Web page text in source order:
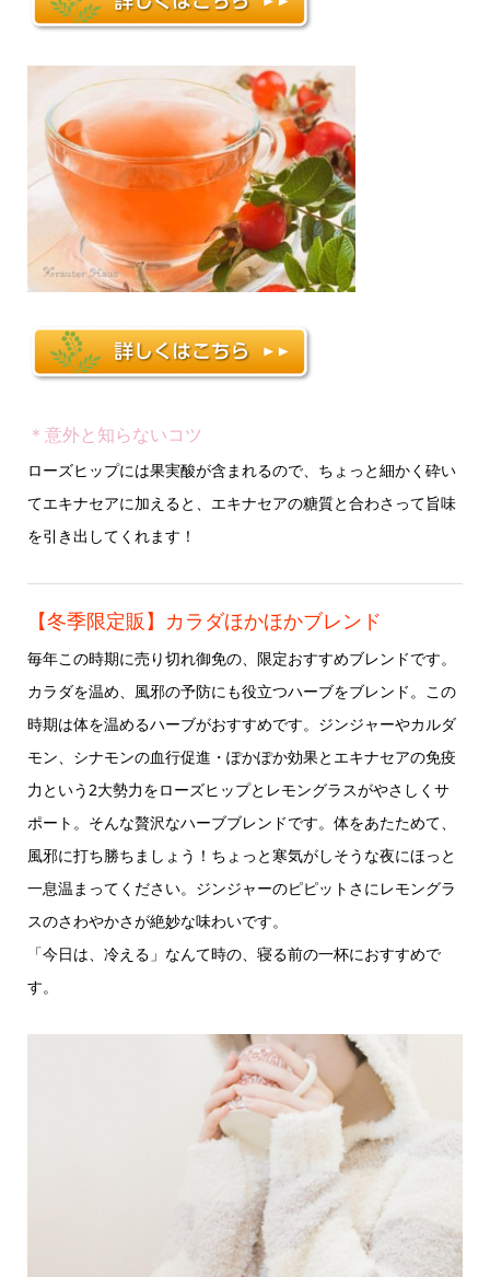
＊意外と知らないコツ
ローズヒップには果実酸が含まれるので、ちょっと細かく砕い
てエキナセアに加えると、エキナセアの糖質と合わさって旨味
を引き出してくれます！
【冬季限定販】カラダほかほかブレンド
毎年この時期に売り切れ御免の、限定おすすめブレンドです。
カラダを温め、風邪の予防にも役立つハーブをブレンド。この
時期は体を温めるハーブがおすすめです。ジンジャーやカルダ
モン、シナモンの血行促進・ぽかぽか効果とエキナセアの免疫
力という2大勢力をローズヒップとレモングラスがやさしくサ
ポート。そんな贅沢なハーブブレンドです。体をあたためて、
風邪に打ち勝ちましょう！ちょっと寒気がしそうな夜にほっと
一息温まってください。ジンジャーのピピットさにレモングラ
スのさわやかさが絶妙な味わいです。
「今日は、冷える」なんて時の、寝る前の一杯におすすめで
す。